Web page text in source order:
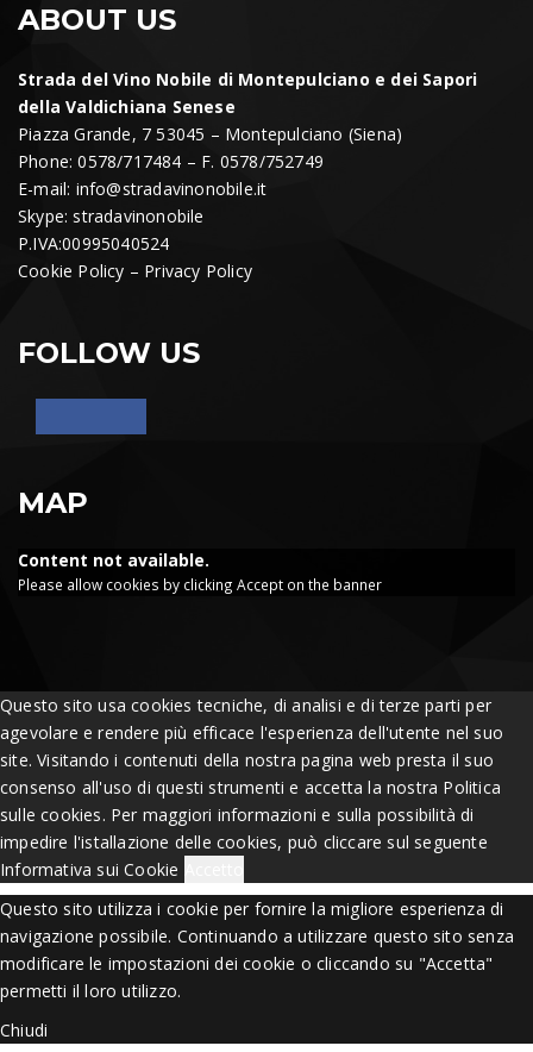
ABOUT US
Strada del Vino Nobile di Montepulciano e dei Sapori
della Valdichiana Senese
Piazza Grande, 7 53045 – Montepulciano (Siena)
Phone: 0578/717484 – F. 0578/752749
E-mail: info@stradavinonobile.it
Skype: stradavinonobile
P.IVA:00995040524
Cookie Policy – Privacy Policy
FOLLOW US
MAP
Content not available.
Please allow cookies by clicking Accept on the banner
Questo sito usa cookies tecniche, di analisi e di terze parti per
agevolare e rendere più efficace l'esperienza dell'utente nel suo
site. Visitando i contenuti della nostra pagina web presta il suo
consenso all'uso di questi strumenti e accetta la nostra Politica
sulle cookies. Per maggiori informazioni e sulla possibilità di
impedire l'istallazione delle cookies, può cliccare sul seguente
Informativa sui Cookie
Questo sito utilizza i cookie per fornire la migliore esperienza di
navigazione possibile. Continuando a utilizzare questo sito senza
modificare le impostazioni dei cookie o cliccando su "Accetta"
permetti il loro utilizzo.
Chiudi